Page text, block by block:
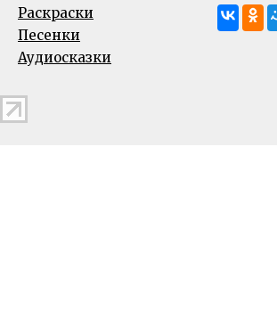
Раскраски
Песенки
Аудиосказки